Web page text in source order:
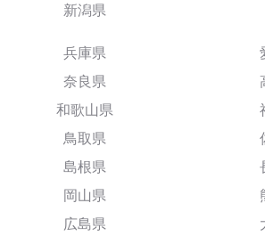
新潟県
兵庫県
奈良県
和歌山県
鳥取県
島根県
岡山県
広島県